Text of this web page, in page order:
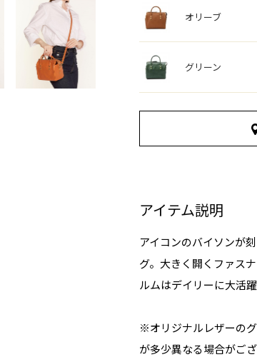
オリーブ
グリーン
アイテム説明
アイコンのバイソンが
グ。大きく開くファス
ルムはデイリーに大活
※オリジナルレザーの
が多少異なる場合がご